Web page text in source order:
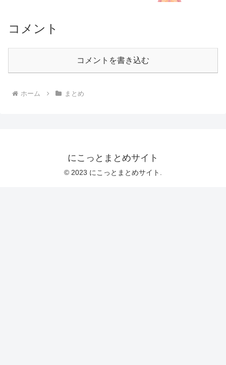
コメント
コメントを書き込む
ホーム まとめ
にこっとまとめサイト
© 2023 にこっとまとめサイト.